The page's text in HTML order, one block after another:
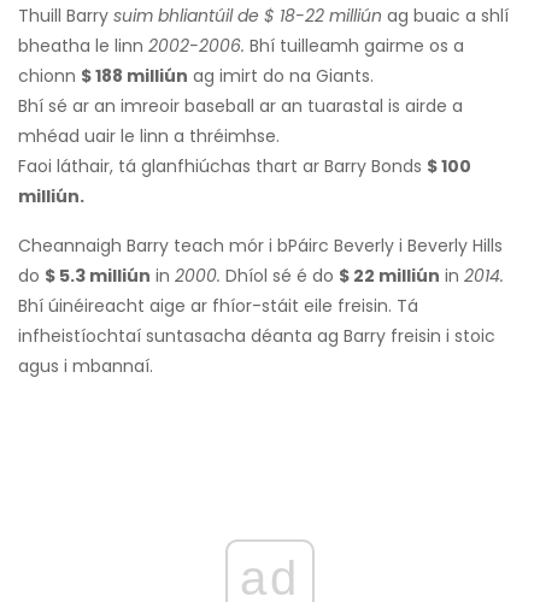
Thuill Barry suim bhliantúil de $ 18-22 milliún ag buaic a shlí
bheatha le linn 2002-2006. Bhí tuilleamh gairme os a
chionn $ 188 milliún ag imirt do na Giants.
Bhí sé ar an imreoir baseball ar an tuarastal is airde a
mhéad uair le linn a thréimhse.
Faoi láthair, tá glanfhiúchas thart ar Barry Bonds $ 100
milliún.
Cheannaigh Barry teach mór i bPáirc Beverly i Beverly Hills
do $ 5.3 milliún in 2000. Dhíol sé é do $ 22 milliún in 2014.
Bhí úinéireacht aige ar fhíor-stáit eile freisin. Tá
infheistíochtaí suntasacha déanta ag Barry freisin i stoic
agus i mbannaí.
ad